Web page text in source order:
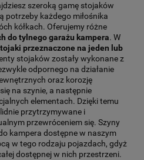
szeroką gamę stojaków
potrzeby każdego miłośnika
kółkach. Oferujemy różne
do tylnego garażu kampera. W
przeznaczone na jeden lub
stojaków zostały wykonane z
odpornego na działanie
oraz korozję
na szynie, a następnie
elementach. Dzięki temu
przytrzymywane i
przewróceniem się. Szyny
kampera dostępne w naszym
w tego rodzaju pojazdach, gdyż
dostępnej w nich przestrzeni.